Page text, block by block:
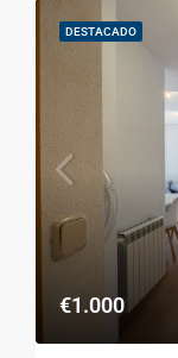
DESTACADO
€1.000